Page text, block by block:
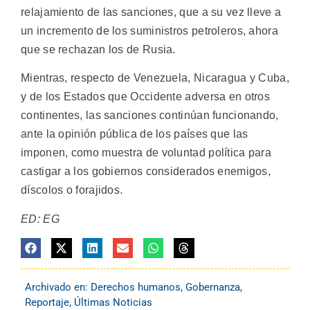
relajamiento de las sanciones, que a su vez lleve a
un incremento de los suministros petroleros, ahora
que se rechazan los de Rusia.
Mientras, respecto de Venezuela, Nicaragua y Cuba,
y de los Estados que Occidente adversa en otros
continentes, las sanciones continúan funcionando,
ante la opinión pública de los países que las
imponen, como muestra de voluntad política para
castigar a los gobiernos considerados enemigos,
díscolos o forajidos.
ED: EG
Archivado en: Derechos humanos, Gobernanza,
Reportaje, Últimas Noticias